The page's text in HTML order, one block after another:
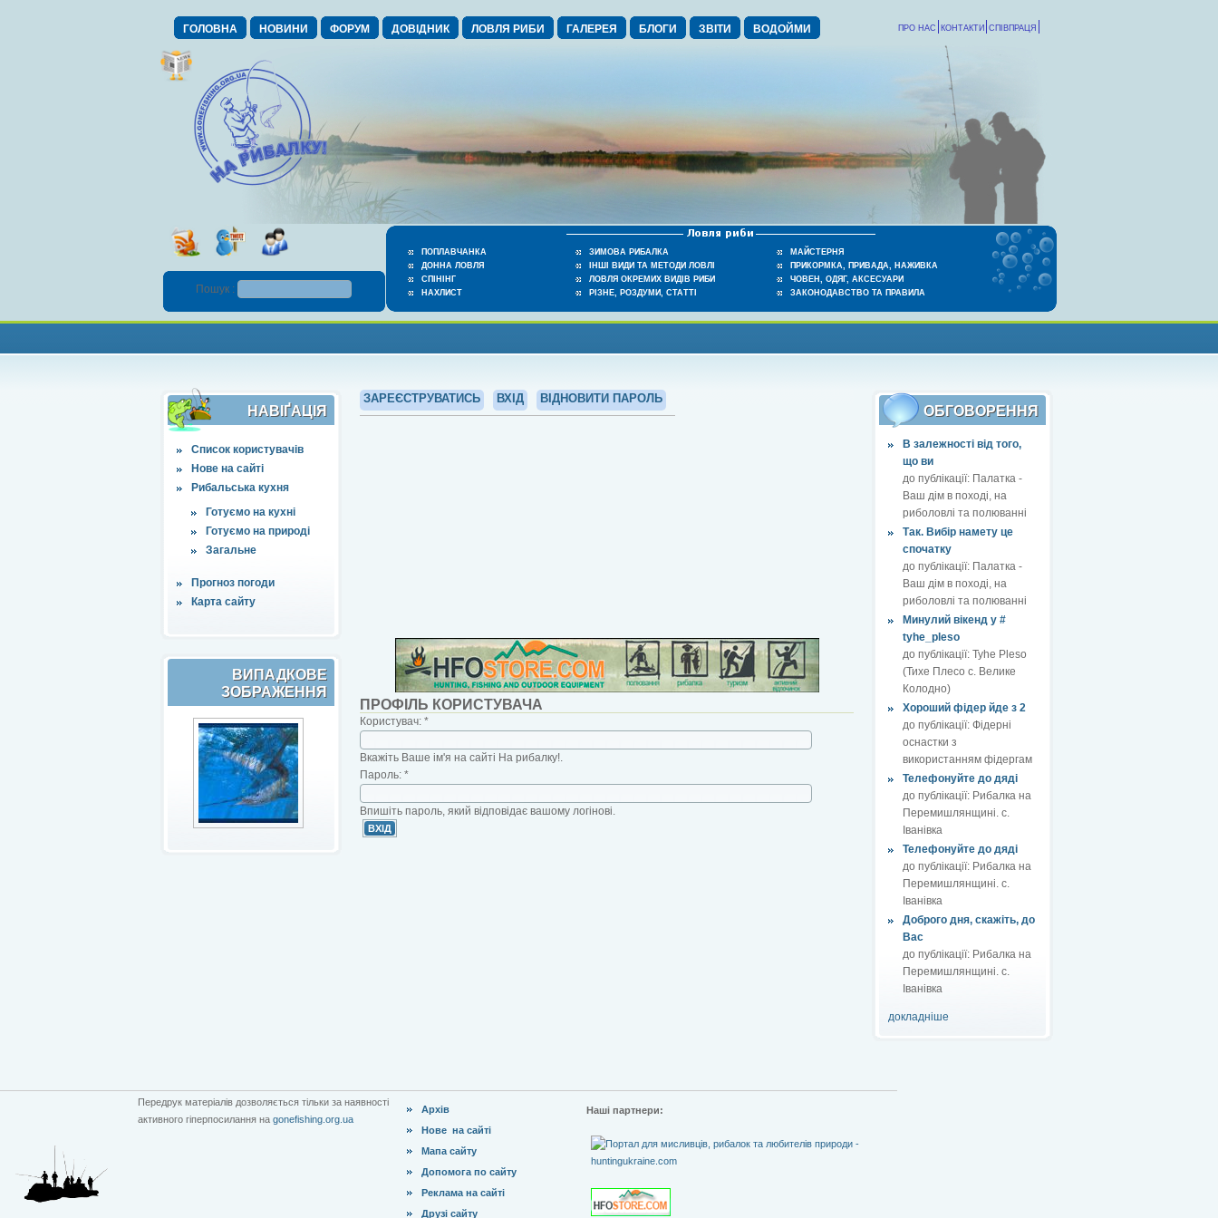
ГОЛОВНА НОВИНИ ФОРУМ ДОВІДНИК ЛОВЛЯ РИБИ ГАЛЕРЕЯ БЛОГИ ЗВІТИ ВОДОЙМИ СПІВПРАЦЯ
КОНТАКТИ
ПРО НАС
ПОПЛАВЧАНКА
ДОННА ЛОВЛЯ
СПІНІНГ
НАХЛИСТ
ЗИМОВА РИБАЛКА
ІНШІ ВИДИ ТА МЕТОДИ ЛОВЛІ
ЛОВЛЯ ОКРЕМИХ ВИДІВ РИБИ
РІЗНЕ, РОЗДУМИ, СТАТТІ
МАЙСТЕРНЯ
ПРИКОРМКА, ПРИВАДА, НАЖИВКА
ЧОВЕН, ОДЯГ, АКСЕСУАРИ
ЗАКОНОДАВСТВО ТА ПРАВИЛА
Пошук :
НАВІҐАЦІЯ
Список користувачів
Нове на сайті
Рибальська кухня
Готуємо на кухні
Готуємо на природі
Загальне
Прогноз погоди
Карта сайту
ВИПАДКОВЕ
ЗОБРАЖЕННЯ
ЗАРЕЄСТРУВАТИСЬ ВХІД ВІДНОВИТИ ПАРОЛЬ
ОБГОВОРЕННЯ
В залежності від того,
що ви
до публікації: Палатка -
Ваш дім в поході, на
риболовлі та полюванні
Так. Вибір намету це
спочатку
до публікації: Палатка -
Ваш дім в поході, на
риболовлі та полюванні
Минулий вікенд у #
tyhe_pleso
до публікації: Tyhe Pleso
(Тихе Плесо с. Велике
Колодно)
Хороший фідер йде з 2
до публікації: Фідерні
оснастки з
використанням фідергам
Телефонуйте до дяді
до публікації: Рибалка на
Перемишлянщині. с.
Іванівка
Телефонуйте до дяді
до публікації: Рибалка на
Перемишлянщині. с.
Іванівка
Доброго дня, скажіть, до
Вас
до публікації: Рибалка на
Перемишлянщині. с.
Іванівка
докладніше
ПРОФІЛЬ КОРИСТУВАЧА
Користувач: *
Вкажіть Ваше ім'я на сайті На рибалку!.
Пароль: *
Впишіть пароль, який відповідає вашому логінові.
Передрук матеріалів дозволяється тільки за наявності
активного гіперпосилання на gonefishing.org.ua
Архів
Нове на сайті
Мапа сайту
Допомога по сайту
Реклама на сайті
Друзі сайту
Наші партнери: